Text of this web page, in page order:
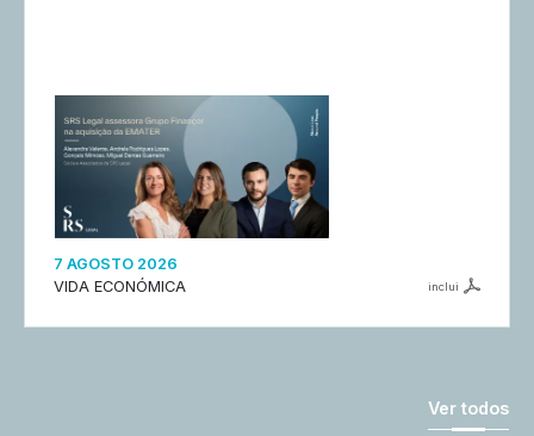
7 AGOSTO 2026
VIDA ECONÓMICA
inclui
Ver todos